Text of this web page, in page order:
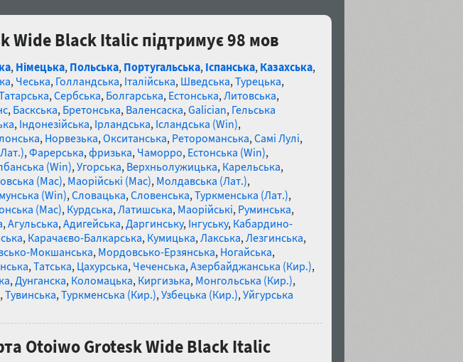
Wide Black Italic підтримує 98 мов
, Німецька, Польська, Португальська, Іспанська, Казахська,
, Чеська, Голландська, Італійська, Шведська,Турецька,
,Сербська, Болгарська, Естонська,Литовська,
, Баскська, Бретонська, Валенсаска,Galician, Гельська
, Індонезійська, Ірландська, Ісландська (Win),
, Норвезька,Окситанська, Ретороманська,Самі Лулі,
,Фарерська,фризька, Чаморро, Естонська (Win),
(Win),Угорська, Верхньолужицька, Карельська,
(Mac), Маорійські (Mac), Молдавська (Лат.),
(Win),Словацька,Словенська,Туркменська (Лат.),
(Mac), Курдська,Латишська, Маорійські, Руминська,
,Агульська,Адигейська,Даргинську, Інгуську, Кабардино-
, Карачаєво-Балкарська, Кумицька,Лакська,Лезгинська,
Мокшанська, Мордовсько-Ерзянська, Ногайська,
,Татська, Цахурська, Чеченська,Азербайджанська (Кир.),
,Дунганска, Коломацька, Киргизька, Монгольська (Кир.),
,Тувинська,Туркменська (Кир.),Узбецька (Кир.),Уйгурська
Otoiwo Grotesk Wide Black Italic